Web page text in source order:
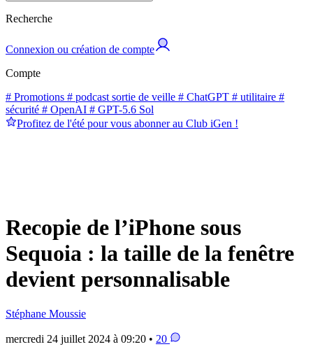
Recherche
Connexion ou création de compte
Compte
# Promotions # podcast sortie de veille # ChatGPT # utilitaire #
sécurité # OpenAI # GPT-5.6 Sol
Profitez de l'été pour vous abonner au Club iGen !
Recopie de l’iPhone sous
Sequoia : la taille de la fenêtre
devient personnalisable
Stéphane Moussie
mercredi 24 juillet 2024 à 09:20 • 20